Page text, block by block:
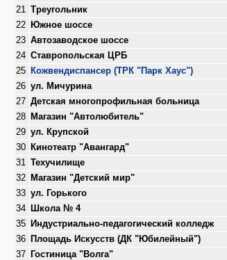
21
Треугольник
22
Южное шоссе
23 Автозаводское шоссе
24 Ставропольская ЦРБ
25
Кожвендиспансер (ТРК "Парк Хаус")
26 ул. Мичурина
27 Детская многопрофильная больница
28
Магазин "Автолюбитель"
29 ул. Крупской
30
Кинотеатр "Авангард"
31
Техучилище
32
Магазин "Детский мир"
33 ул. Горького
34
Школа № 4
35
Индустриально-педагогический колледж
36
Площадь Искусств (ДК "Юбилейный")
37
Гостиница "Волга"